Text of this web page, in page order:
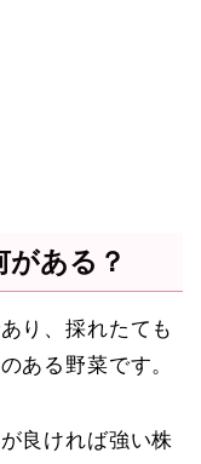
ある？
り、採れたても
ある野菜です。
良ければ強い株